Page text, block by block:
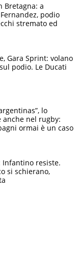
Bretagna: a
podio
stremato ed
Gara Sprint: volano
podio. Le Ducati
lo
anche nel rugby:
ormai è un caso
Infantino resiste.
si schierano,